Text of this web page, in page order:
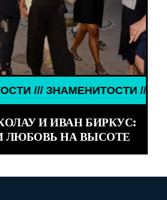
ЗНАМЕНИТОСТИ ///
И ИВАН БИРКУС:
ЛЮБОВЬ НА ВЫСОТЕ